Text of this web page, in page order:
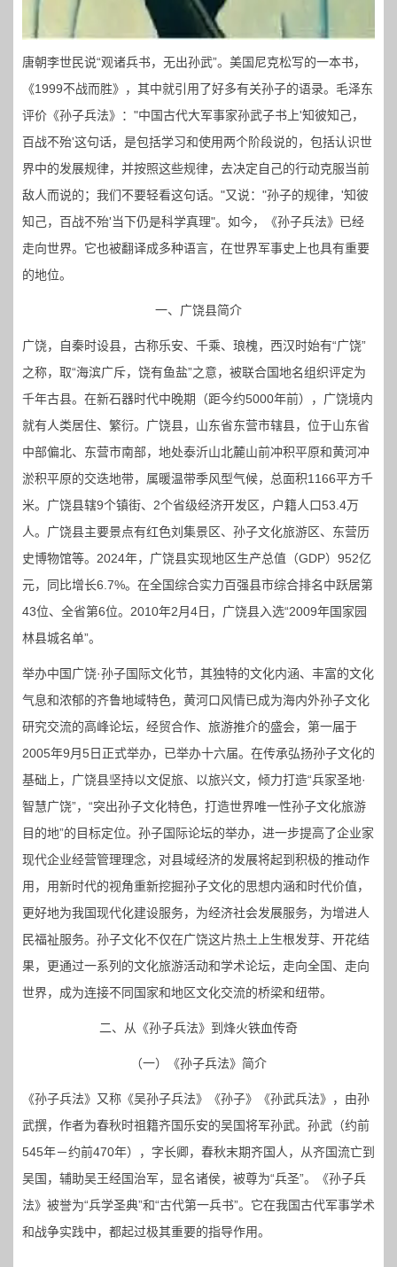
唐朝李世民说“观诸兵书，无出孙武”。美国尼克松写的一本书，
《1999不战而胜》，其中就引用了好多有关孙子的语录。毛泽东
评价《孙子兵法》："中国古代大军事家孙武子书上'知彼知己，
百战不殆'这句话，是包括学习和使用两个阶段说的，包括认识世
界中的发展规律，并按照这些规律，去决定自己的行动克服当前
敌人而说的；我们不要轻看这句话。"又说："孙子的规律，'知彼
知己，百战不殆'当下仍是科学真理"。如今，《孙子兵法》已经
走向世界。它也被翻译成多种语言，在世界军事史上也具有重要
的地位。
一、广饶县简介
广饶，自秦时设县，古称乐安、千乘、琅槐，西汉时始有“广饶”
之称，取“海滨广斥，饶有鱼盐”之意，被联合国地名组织评定为
千年古县。在新石器时代中晚期（距今约5000年前），广饶境内
就有人类居住、繁衍。广饶县，山东省东营市辖县，位于山东省
中部偏北、东营市南部，地处泰沂山北麓山前冲积平原和黄河冲
淤积平原的交迭地带，属暖温带季风型气候，总面积1166平方千
米。广饶县辖9个镇街、2个省级经济开发区，户籍人口53.4万
人。广饶县主要景点有红色刘集景区、孙子文化旅游区、东营历
史博物馆等。2024年，广饶县实现地区生产总值（GDP）952亿
元，同比增长6.7%。在全国综合实力百强县市综合排名中跃居第
43位、全省第6位。2010年2月4日，广饶县入选“2009年国家园
林县城名单”。
举办中国广饶·孙子国际文化节，其独特的文化内涵、丰富的文化
气息和浓郁的齐鲁地域特色，黄河口风情已成为海内外孙子文化
研究交流的高峰论坛，经贸合作、旅游推介的盛会，第一届于
2005年9月5日正式举办，已举办十六届。在传承弘扬孙子文化的
基础上，广饶县坚持以文促旅、以旅兴文，倾力打造“兵家圣地·
智慧广饶”，“突出孙子文化特色，打造世界唯一性孙子文化旅游
目的地”的目标定位。孙子国际论坛的举办，进一步提高了企业家
现代企业经营管理理念，对县域经济的发展将起到积极的推动作
用，用新时代的视角重新挖掘孙子文化的思想内涵和时代价值，
更好地为我国现代化建设服务，为经济社会发展服务，为增进人
民福祉服务。孙子文化不仅在广饶这片热土上生根发芽、开花结
果，更通过一系列的文化旅游活动和学术论坛，走向全国、走向
世界，成为连接不同国家和地区文化交流的桥梁和纽带。
二、从《孙子兵法》到烽火铁血传奇
（一）《孙子兵法》简介
《孙子兵法》又称《吴孙子兵法》《孙子》《孙武兵法》，由孙
武撰，作者为春秋时祖籍齐国乐安的吴国将军孙武。孙武（约前
545年－约前470年），字长卿，春秋末期齐国人，从齐国流亡到
吴国，辅助吴王经国治军，显名诸侯，被尊为“兵圣”。《孙子兵
法》被誉为“兵学圣典”和“古代第一兵书”。它在我国古代军事学术
和战争实践中，都起过极其重要的指导作用。